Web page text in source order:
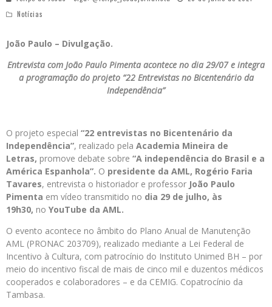
Notícias
João Paulo – Divulgação.
Entrevista com João Paulo Pimenta acontece no dia 29/07 e integra
a programação do projeto “22 Entrevistas no Bicentenário da
Independência”
O projeto especial “22 entrevistas no Bicentenário da
Independência”, realizado pela Academia Mineira de
Letras, promove debate sobre “A independência do Brasil e a
América Espanhola”. O presidente da AML, Rogério Faria
Tavares, entrevista o historiador e professor João Paulo
Pimenta em vídeo transmitido no dia 29 de julho, às
19h30, no YouTube da AML.
O evento acontece no âmbito do Plano Anual de Manutenção
AML (PRONAC 203709), realizado mediante a Lei Federal de
Incentivo à Cultura, com patrocínio do Instituto Unimed BH – por
meio do incentivo fiscal de mais de cinco mil e duzentos médicos
cooperados e colaboradores – e da CEMIG. Copatrocínio da
Tambasa.